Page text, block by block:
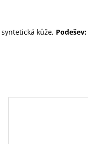
syntetická kůže, Podešev: